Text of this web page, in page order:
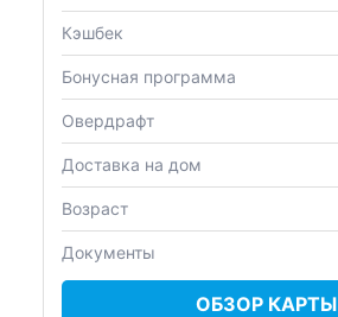
Кэшбек
Бонусная программа
Овердрафт
Доставка на дом
Возраст
Документы
ОБЗОР КАРТЫ